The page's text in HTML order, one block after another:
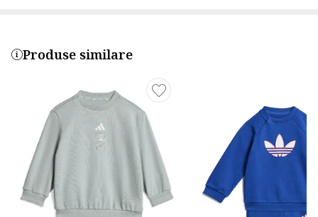
Produse similare